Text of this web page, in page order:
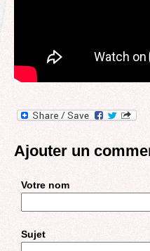
Ajouter un
Votre nom
Sujet